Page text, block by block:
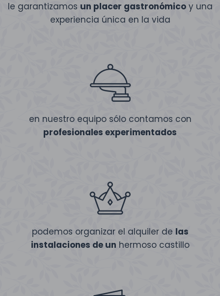
le garantizamos un placer gastronómicoy una
experiencia única en la vida
en nuestro equipo sólo contamos con
profesionales experimentados
podemos organizar el alquiler de las
instalaciones de un hermoso castillo